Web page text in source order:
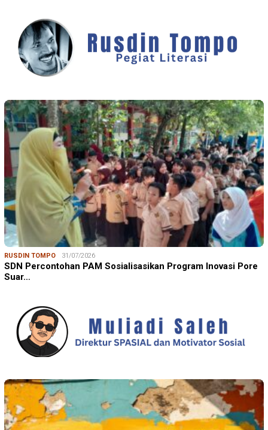
RUSDIN TOMPO 31/07/2026
SDN Percontohan PAM Sosialisasikan Program Inovasi Pore
Suar…